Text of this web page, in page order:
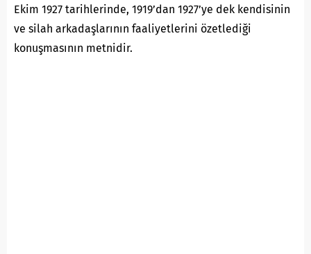
Ekim 1927 tarihlerinde, 1919’dan 1927’ye dek kendisinin
ve silah arkadaşlarının faaliyetlerini özetlediği
konuşmasının metnidir.